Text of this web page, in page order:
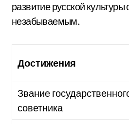
развитие русской культуры
незабываемым.
Достижения
Звание
советника